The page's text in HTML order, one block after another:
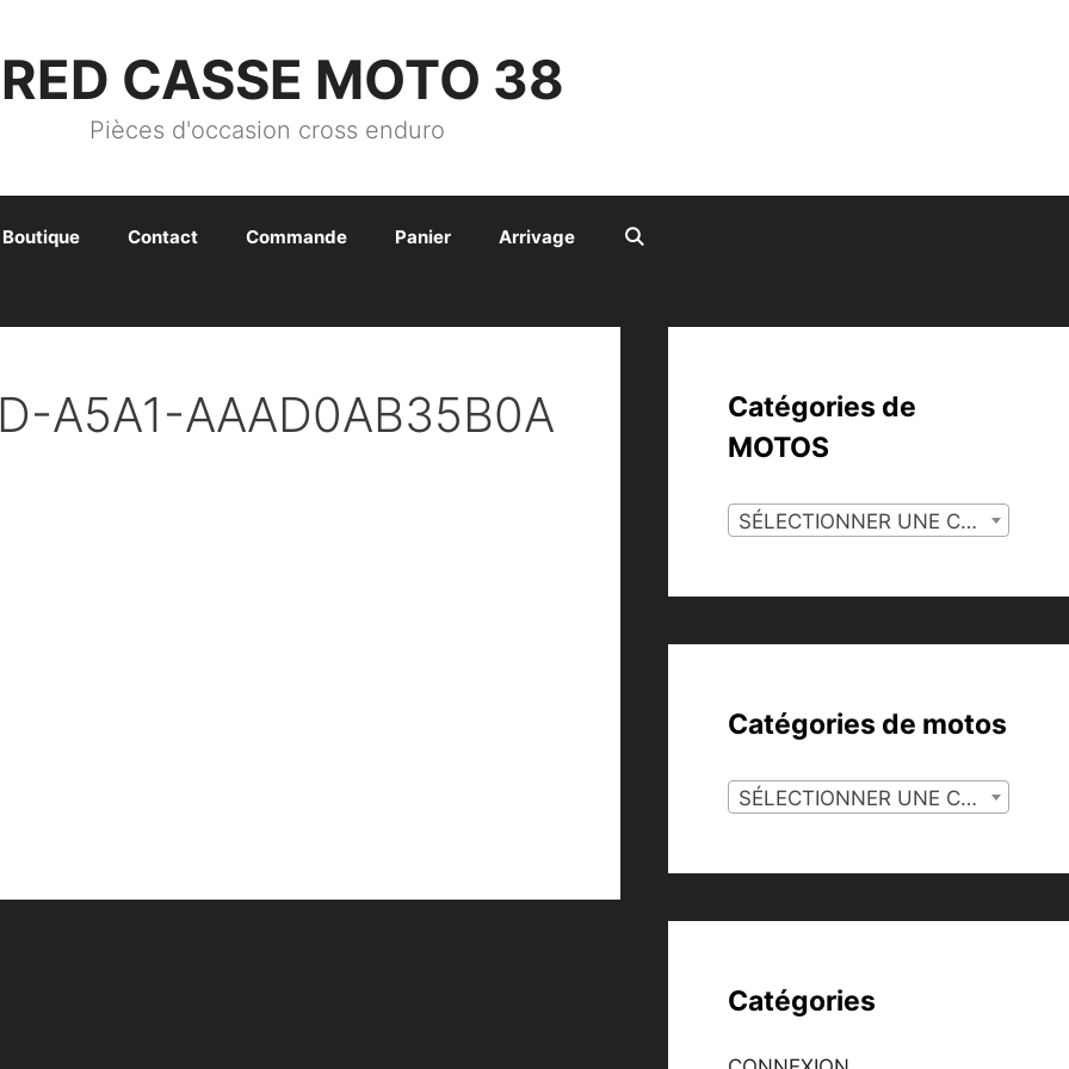
CASSE MOTO 38
Pièces d'occasion cross enduro
Boutique Contact Commande Panier Arrivage
A5A1-AAAD0AB35B0A
Catégories de
MOTOS
SÉLECTIONNER UNE CATÉGORIE
Catégories de motos
SÉLECTIONNER UNE CATÉGORIE
Catégories